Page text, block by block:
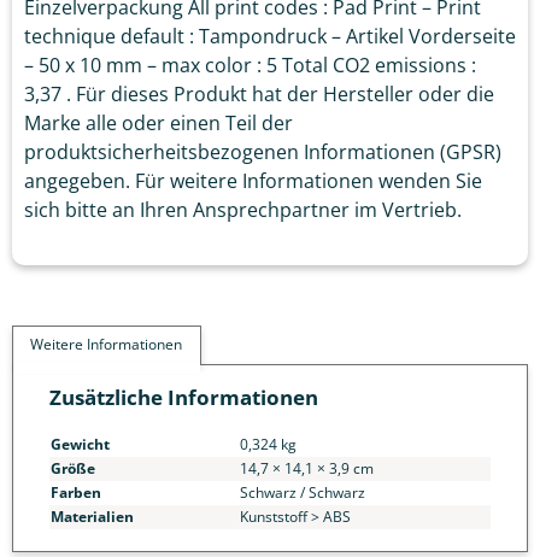
Einzelverpackung All print codes : Pad Print – Print
technique default : Tampondruck – Artikel Vorderseite
– 50 x 10 mm – max color : 5 Total CO2 emissions :
3,37 . Für dieses Produkt hat der Hersteller oder die
Marke alle oder einen Teil der
produktsicherheitsbezogenen Informationen (GPSR)
angegeben. Für weitere Informationen wenden Sie
sich bitte an Ihren Ansprechpartner im Vertrieb.
Weitere Informationen
Zusätzliche Informationen
Gewicht
0,324 kg
Größe
14,7 × 14,1 × 3,9 cm
Farben
Schwarz / Schwarz
Materialien
Kunststoff > ABS